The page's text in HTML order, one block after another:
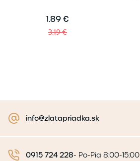
1.89 €
3.19 €
info@zlatapriadka.sk
0915 724 228- Po-Pia 8:00-15:00